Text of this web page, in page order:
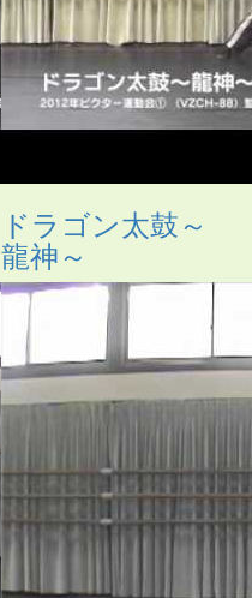
ドラゴン太鼓～
龍神～